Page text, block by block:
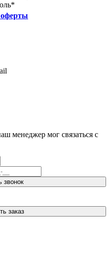
менеджер мог связаться с
звонок
заказ